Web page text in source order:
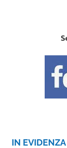
IN EVIDENZA